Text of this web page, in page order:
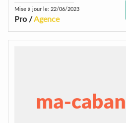
Mise à jour le: 22/06/2023
Pro /Agence